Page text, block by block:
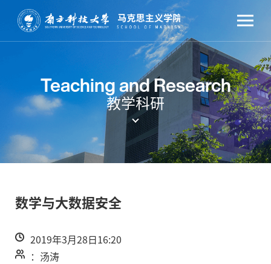
Teaching and Research
教学科研
数学与大数据安全
2019年3月28日16:20
：汤涛